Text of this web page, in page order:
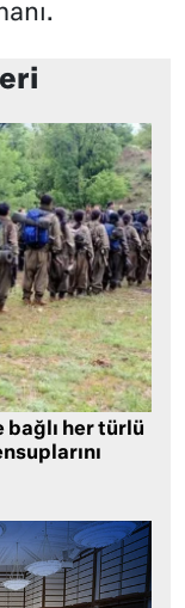
bağlı her türlü